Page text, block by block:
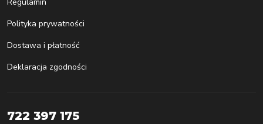
Polityka prywatności
Dostawa i płatność
Deklaracja zgodności
722 397 175